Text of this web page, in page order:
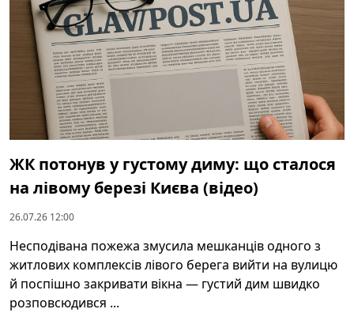
ЖК потонув у густому диму: що сталося
на лівому березі Києва (відео)
26.07.26 12:00
Несподівана пожежа змусила мешканців одного з
житлових комплексів лівого берега вийти на вулицю
й поспішно закривати вікна — густий дим швидко
розповсюдився ...